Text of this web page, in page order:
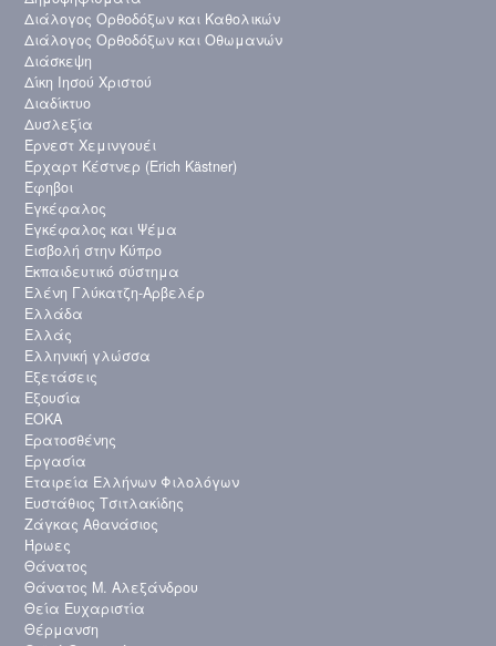
Διάλογος Ορθοδόξων και Καθολικών
Διάλογος Ορθοδόξων και Οθωμανών
Διάσκεψη
Δίκη Ιησού Χριστού
Διαδίκτυο
Δυσλεξία
Έρνεστ Χεμινγουέι
Έρχαρτ Κέστνερ (Erich Kästner)
Έφηβοι
Εγκέφαλος
Εγκέφαλος και Ψέμα
Εισβολή στην Κύπρο
Εκπαιδευτικό σύστημα
Ελένη Γλύκατζη-Αρβελέρ
Ελλάδα
Ελλάς
Ελληνική γλώσσα
Εξετάσεις
Εξουσία
ΕΟΚΑ
Ερατοσθένης
Εργασία
Εταιρεία Ελλήνων Φιλολόγων
Ευστάθιος Τσιτλακίδης
Ζάγκας Αθανάσιος
Ήρωες
Θάνατος
Θάνατος Μ. Αλεξάνδρου
Θεία Ευχαριστία
Θέρμανση